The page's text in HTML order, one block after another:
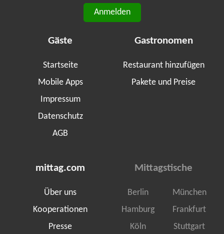
Anmelden
Gäste
Startseite
Mobile Apps
Impressum
Datenschutz
AGB
Gastronomen
Restaurant hinzufügen
Pakete und Preise
mittag.com
Über uns
Kooperationen
Presse
Mittagstische
Berlin
München
Hamburg
Frankfurt
Köln
Stuttgart